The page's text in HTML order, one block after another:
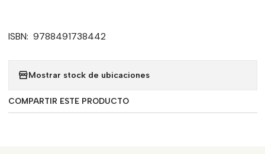
ISBN: 9788491738442
Mostrar stock de ubicaciones
COMPARTIR ESTE PRODUCTO